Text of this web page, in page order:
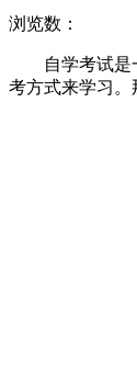
浏览数：
自学考试
考方式来学习。